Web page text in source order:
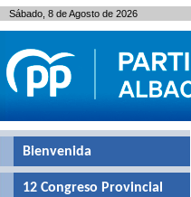
Bienvenida
12 Congreso Provincial
Sábado, 8 de Agosto de 2026